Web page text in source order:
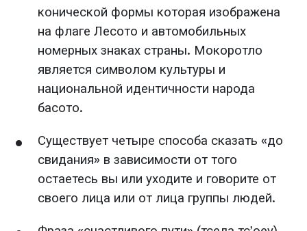
конической формы которая изображена
на флаге Лесото и автомобильных
номерных знаках страны. Мокоротло
является символом культуры и
национальной идентичности народа
басото.
Существует четыре способа сказать «до
свидания» в зависимости от того
остаетесь вы или уходите и говорите от
своего лица или от лица группы людей.